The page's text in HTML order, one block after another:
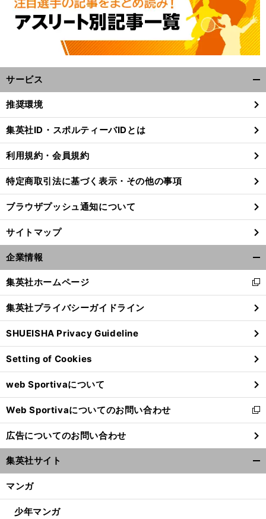
へ
サービス
閉
る
推奨環境
集英社ID・スポルティーバIDとは
利用規約・会員規約
特定商取引法に基づく表示・その他の事項
ブラウザプッシュ通知について
サイトマップ
企業情報
閉
る
集英社ホームページ
新
し
い
ウ
ィ
ン
ド
ウ
で
開
く
集英社プライバシーガイドライン
SHUEISHA Privacy Guideline
Setting of Cookies
web Sportivaについて
Web Sportivaについてのお問い合わせ
新
し
い
ウ
ィ
ン
ウ
広告についてのお問い合わせ
集英社サイト
マンガ
少年マンガ